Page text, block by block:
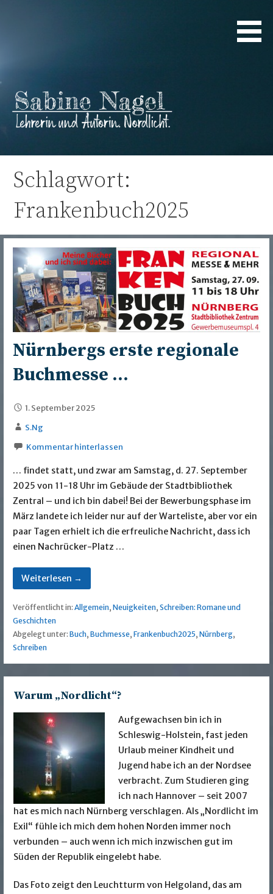
Sabine Nagel
Schlagwort:
Frankenbuch2025
Nürnbergs erste regionale
Buchmesse …
1. September 2025
S.Ng
Kommentar hinterlassen
… findet statt, und zwar am Samstag, d. 27. September
2025 von 11-18 Uhr im Gebäude der Stadtbibliothek
Zentral – und ich bin dabei! Bei der Bewerbungsphase im
März landete ich leider nur auf der Warteliste, aber vor ein
paar Tagen erhielt ich die erfreuliche Nachricht, dass ich
einen Nachrücker-Platz …
Weiterlesen →
Veröffentlicht in: Allgemein, Neuigkeiten, Schreiben: Romane und
Geschichten
Abgelegt unter: Buch, Buchmesse, Frankenbuch2025, Nürnberg,
Schreiben
Warum „Nordlicht“?
Aufgewachsen bin ich in
Schleswig-Holstein, fast jeden
Urlaub meiner Kindheit und
Jugend habe ich an der Nordsee
verbracht. Zum Studieren ging
ich nach Hannover – seit 2007
hat es mich nach Nürnberg verschlagen. Als „Nordlicht im
Exil“ fühle ich mich dem hohen Norden immer noch
verbunden – auch wenn ich mich inzwischen gut im
Süden der Republik eingelebt habe.
Das Foto zeigt den Leuchtturm von Helgoland, das am